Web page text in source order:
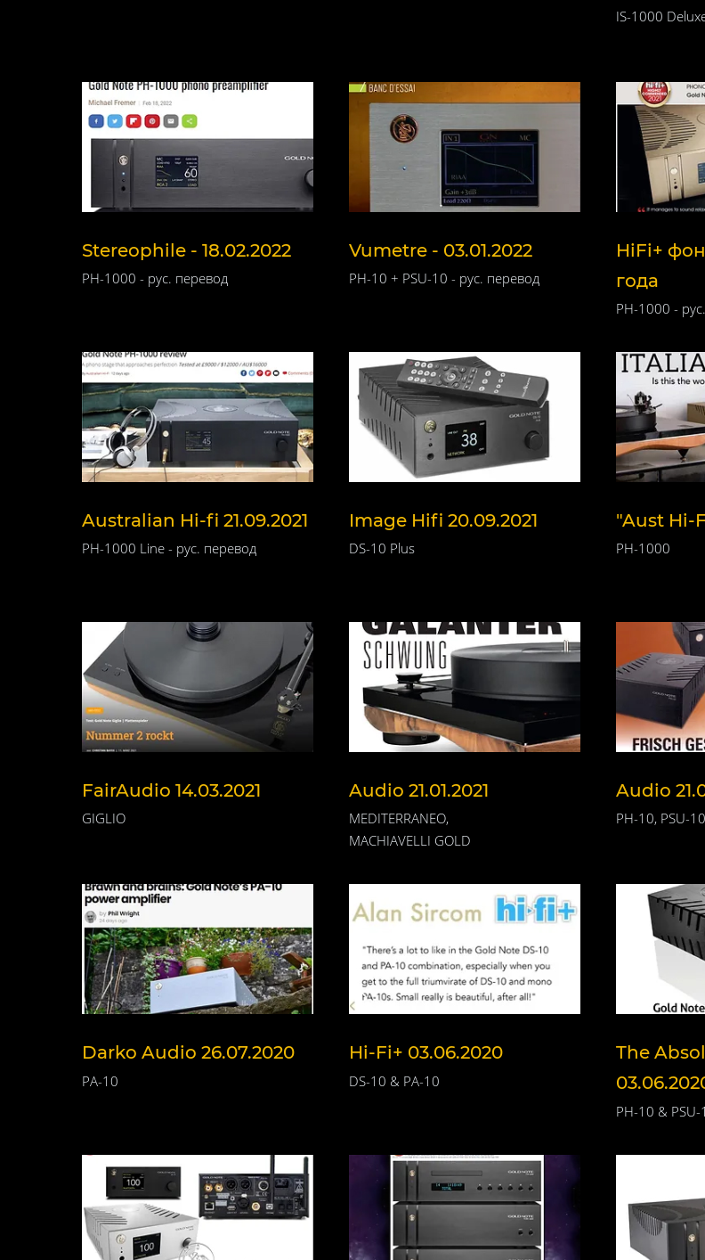
IS-1000
Stereophile - 18.02.2022
PH-1000 - рус. перевод
Vumetre - 03.01.2022
PH-10 + PSU-10 - рус. перевод
HiFi+
года
PH-1000 -
Australian Hi-fi 21.09.2021
PH-1000 Line - рус. перевод
Image Hifi 20.09.2021
DS-10 Plus
"Aust Hi-
PH-1000
FairAudio 14.03.2021
GIGLIO
Audio 21.01.2021
MEDITERRANEO,
MACHIAVELLI GOLD
Audio
PH-10, PSU-10
Darko Audio 26.07.2020
PA-10
Hi-Fi+ 03.06.2020
DS-10 & PA-10
The
PH-10 & PSU-